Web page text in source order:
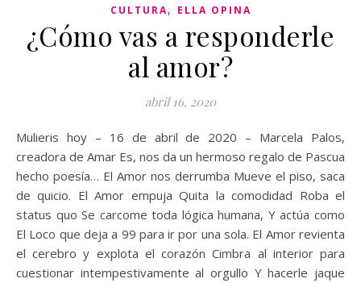
CULTURA, ELLA OPINA
¿Cómo vas a responderle
al amor?
abril 16, 2020
Mulieris hoy – 16 de abril de 2020 – Marcela Palos,
creadora de Amar Es, nos da un hermoso regalo de Pascua
hecho poesía… El Amor nos derrumba Mueve el piso, saca
de quicio. El Amor empuja Quita la comodidad Roba el
status quo Se carcome toda lógica humana, Y actúa como
El Loco que deja a 99 para ir por una sola. El Amor revienta
el cerebro y explota el corazón Cimbra al interior para
cuestionar intempestivamente al orgullo Y hacerle jaque